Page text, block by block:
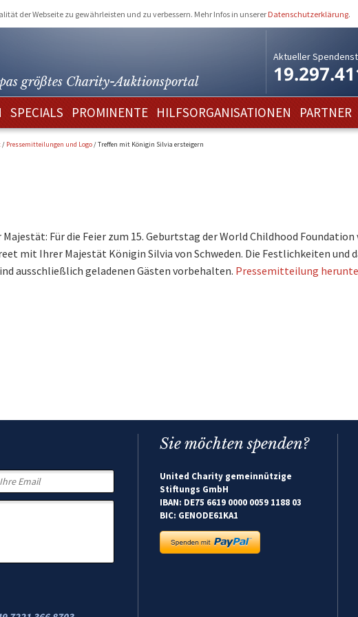
der Webseite zu gewährleisten und zu verbessern. Mehr Infos in unserer Datenschutzerklärung.
größtes Charity-Auktionsportal
Aktueller
SPECIALS PROMINENTE HILFSORGANISATIONEN PARTNER
/ Pressemitteilungen und Logo/Treffen mit Königin Silvia ersteigern
Für die Feier zum 15. Geburtstag der World Childhood
mit Ihrer Majestät Königin Silvia von Schweden. Die Festlichkeiten und
ausschließlich geladenen Gästen vorbehalten. Pressemitteilung
Sie möchten spenden?
United Charity gemeinnützige
Stiftungs GmbH
IBAN: DE75 6619 0000 0059 1188 03
BIC: GENODE61KA1